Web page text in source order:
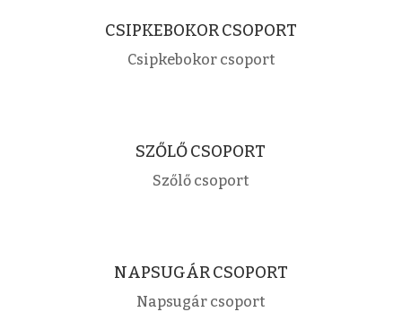
CSIPKEBOKOR CSOPORT
Csipkebokor csoport
SZŐLŐ CSOPORT
Szőlő csoport
NAPSUGÁR CSOPORT
Napsugár csoport